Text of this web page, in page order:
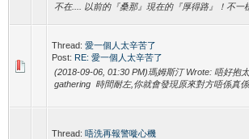
不在.... 以前的『桑那』現在的『厚得路』！不
Thread: 愛一個人太辛苦了
Post: RE: 愛一個人太辛苦了
(2018-09-06, 01:30 PM)瑪姆斯汀 Wrote: 唔好抱
gathering 時間耐左,你就會發現原來對方唔係真
Thread: 唔洗再報警嘥心機